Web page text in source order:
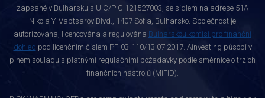
zapsané v Bulharsku s UIC/PIC 121527003, se sídlem na adrese 51A
Nikola Y. Vaptsarov Blvd., 1407 Sofia, Bulharsko. Společnost je
autorizována, licencována a regulována Bulharskou komisí pro finanční
dohled pod licenčním číslem РГ-03-110/13.07.2017. Ainvesting působí v
plném souladu s platnými regulačními požadavky podle směrnice o trzích
finančních nástrojů (MiFID).